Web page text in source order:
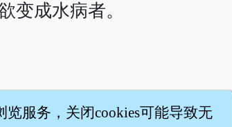
变成水病者。
服务，关闭cookies可能导致无